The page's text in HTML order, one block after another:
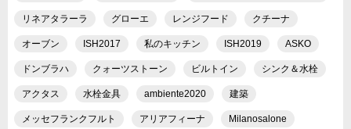
リネアタラーラ グローエ レンジフード クチーナ
オーブン ISH2017 私のキッチン ISH2019 ASKO
ドンブラハ クォーツストーン ビルトイン シンク＆水栓
アクタス 水栓金具 ambiente2020 建築
メッセフランクフルト アリアフィーナ Milanosalone